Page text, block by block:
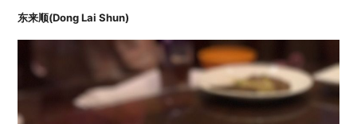
东来顺(Dong Lai Shun)